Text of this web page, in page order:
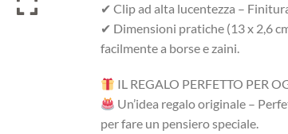
✔ Clip ad alta lucentezza –
✔ Dimensioni pratiche (13 x 2,6
facilmente a borse e zaini.
IL REGALO PERFETTO PER
Un’idea regalo originale –
per fare un pensiero speciale.